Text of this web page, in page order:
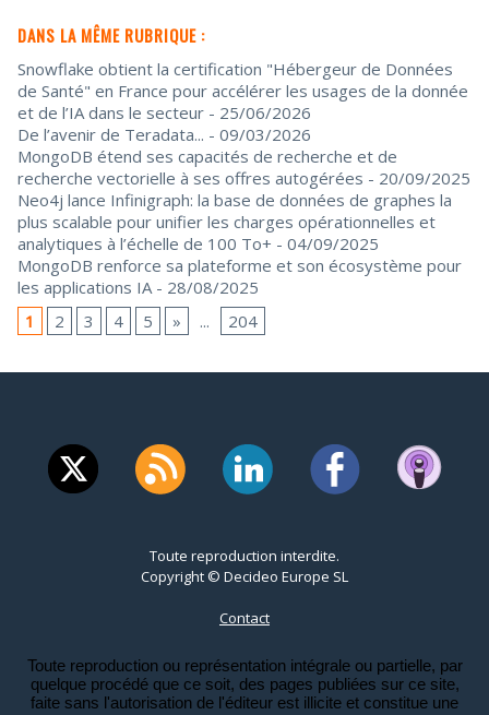
DANS LA MÊME RUBRIQUE :
Snowflake obtient la certification "Hébergeur de Données
de Santé" en France pour accélérer les usages de la donnée
et de l’IA dans le secteur - 25/06/2026
De l’avenir de Teradata... - 09/03/2026
MongoDB étend ses capacités de recherche et de
recherche vectorielle à ses offres autogérées - 20/09/2025
Neo4j lance Infinigraph: la base de données de graphes la
plus scalable pour unifier les charges opérationnelles et
analytiques à l’échelle de 100 To+ - 04/09/2025
MongoDB renforce sa plateforme et son écosystème pour
les applications IA - 28/08/2025
1
2 3 4 5 » ... 204
Toute reproduction interdite.
Copyright © Decideo Europe SL
Contact
Toute reproduction ou représentation intégrale ou partielle, par
quelque procédé que ce soit, des pages publiées sur ce site,
faite sans l'autorisation de l'éditeur est illicite et constitue une